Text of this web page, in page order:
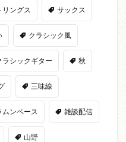
リングス サックス
クラシック風
ラシックギター 秋
三味線
ムンベース 雑談配信
山野